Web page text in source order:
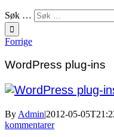
Søk …
Forrige
WordPress plug-ins
By Admin|2012-05-
kommentarer